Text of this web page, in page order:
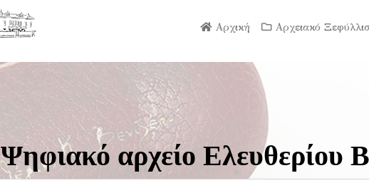
Αρχική Αρχειακό
Ψηφιακό αρχείο Ελευθερίου